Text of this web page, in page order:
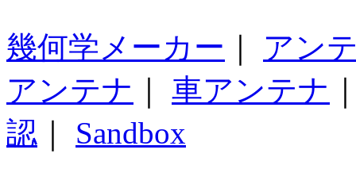
幾何学メーカー
アン
アンテナ
車アンテナ
認
Sandbox